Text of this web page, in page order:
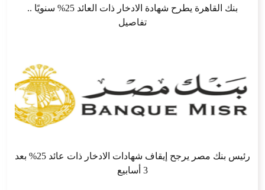
بنك القاهرة يطرح شهادة الادخار ذات العائد 25% سنويًا ..
تفاصيل
رئيس بنك مصر يرجح إيقاف شهادات الادخار ذات عائد 25% بعد
3 أسابيع